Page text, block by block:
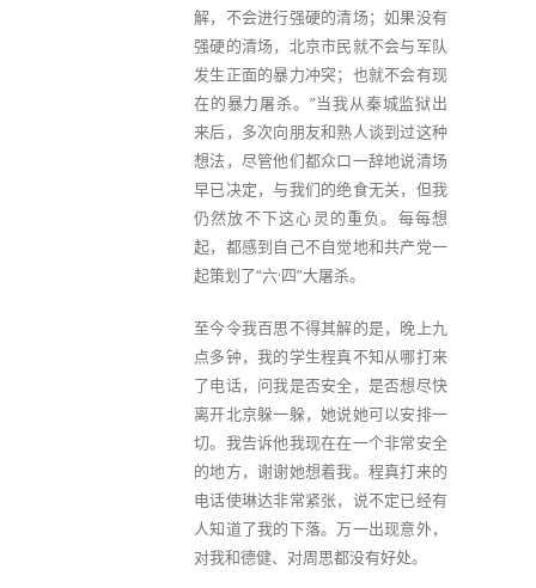
解，不会进行强硬的清场；如果没有
强硬的清场，北京市民就不会与军队
发生正面的暴力冲突；也就不会有现
在的暴力屠杀。”当我从秦城监狱出
来后，多次向朋友和熟人谈到过这种
想法，尽管他们都众口一辞地说清场
早已决定，与我们的绝食无关，但我
仍然放不下这心灵的重负。每每想
起，都感到自己不自觉地和共产党一
起策划了“六·四”大屠杀。
至今令我百思不得其解的是，晚上九
点多钟，我的学生程真不知从哪打来
了电话，问我是否安全，是否想尽快
离开北京躲一躲，她说她可以安排一
切。我告诉他我现在在一个非常安全
的地方，谢谢她想着我。程真打来的
电话使琳达非常紧张，说不定已经有
人知道了我的下落。万一出现意外，
对我和德健、对周思都没有好处。